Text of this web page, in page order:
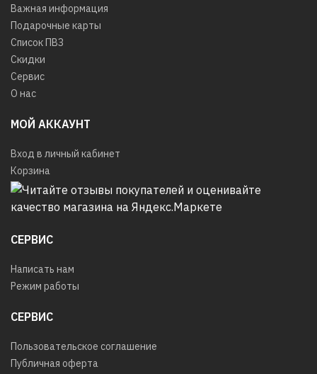
Важная информация
Подарочные карты
Список ПВЗ
Скидки
Сервис
О нас
МОЙ АККАУНТ
Вход в личный кабинет
Корзина
СЕРВИС
Написать нам
Режим работы
СЕРВИС
Пользовательское соглашение
Публичная оферта